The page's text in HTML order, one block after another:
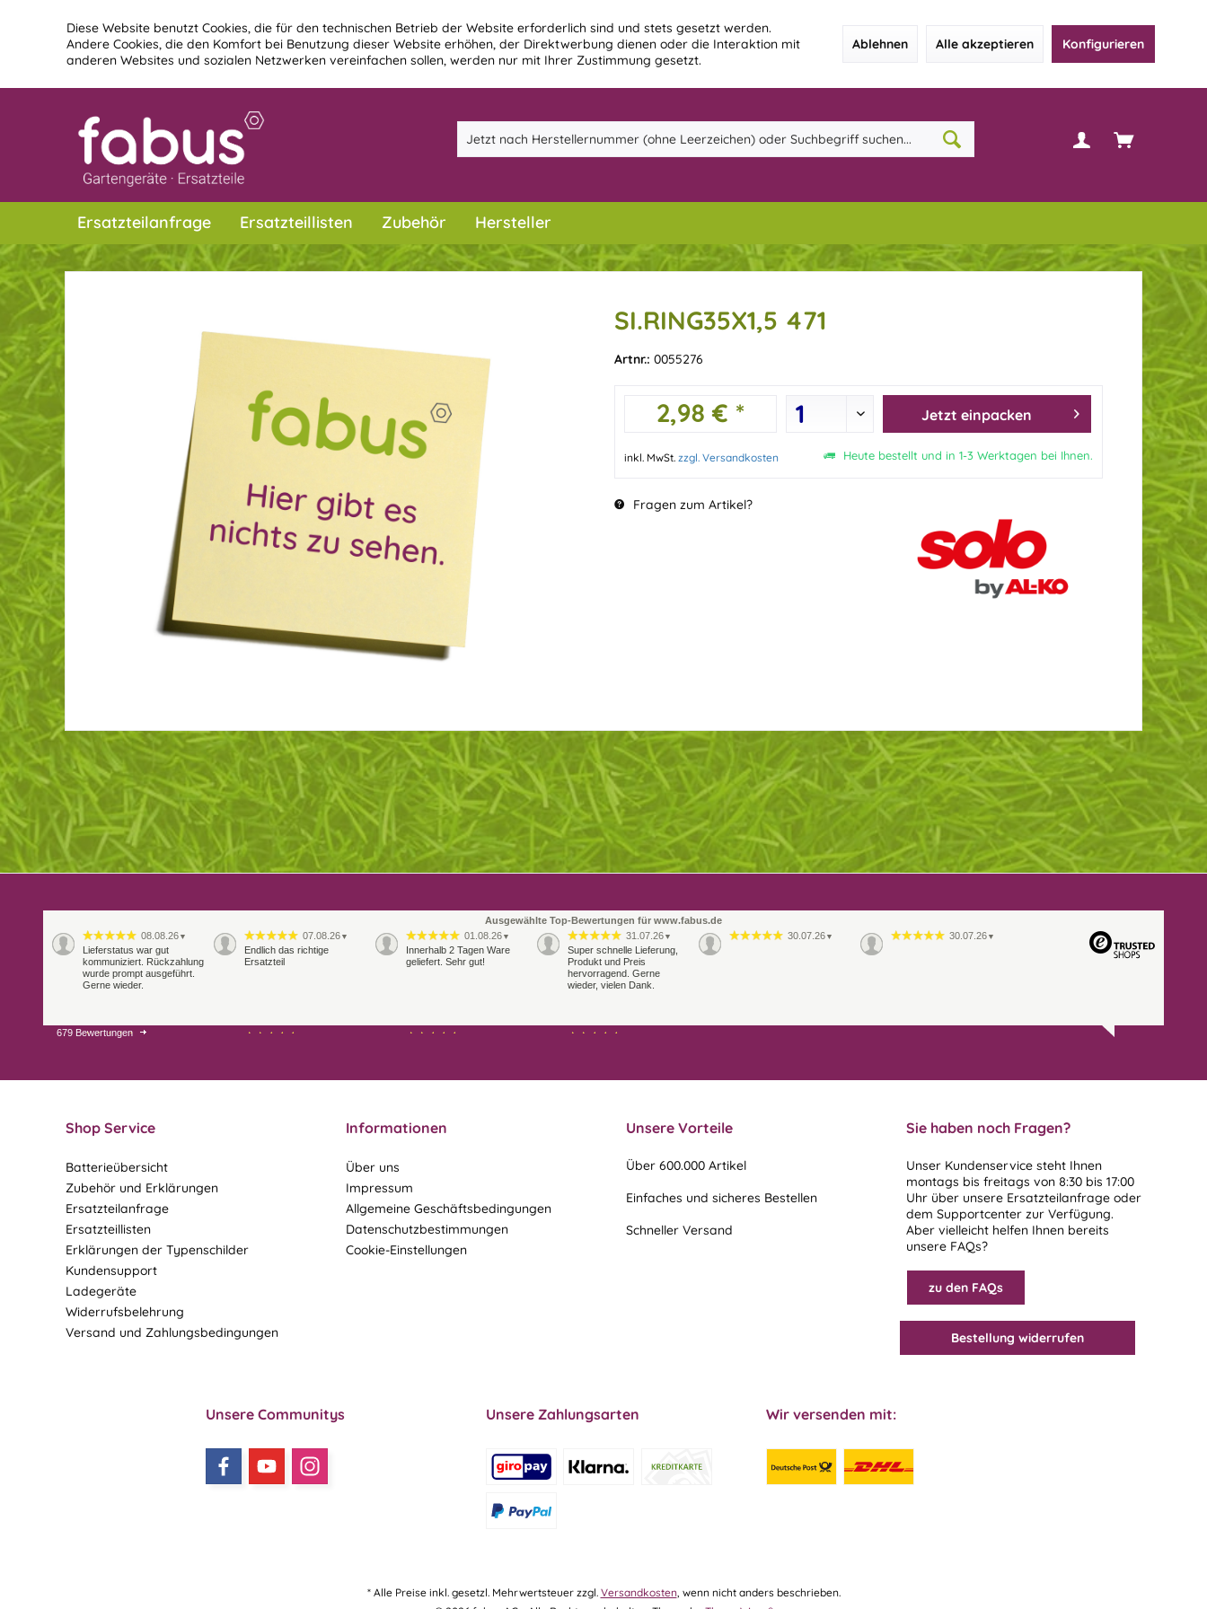
Diese Website benutzt Cookies, die für den technischen Betrieb der Website erforderlich sind und stets gesetzt werden.
Andere Cookies, die den Komfort bei Benutzung dieser Website erhöhen, der Direktwerbung dienen oder die Interaktion mit
anderen Websites und sozialen Netzwerken vereinfachen sollen, werden nur mit Ihrer Zustimmung gesetzt.
Ablehnen Alle akzeptieren Konfigurieren
Ersatzteilanfrage Ersatzteillisten Zubehör Hersteller
SI.RING35X1,5 471
Artnr.: 0055276
2,98 € * Jetzt einpacken
inkl. MwSt. zzgl. Versandkosten Heute bestellt und in 1-3 Werktagen bei Ihnen.
Fragen zum Artikel?
Ausgewählte Top-Bewertungen für www.fabus.de
08.08.26 ▼
Lieferstatus war gut
kommuniziert. Rückzahlung
wurde prompt ausgeführt.
Gerne wieder.
07.08.26 ▼
Endlich das richtige
Ersatzteil
01.08.26 ▼
Innerhalb 2 Tagen Ware
geliefert. Sehr gut!
31.07.26 ▼
Super schnelle Lieferung,
Produkt und Preis
hervorragend. Gerne
wieder, vielen Dank.
30.07.26 ▼ 30.07.26 ▼
29.07.26
679 Bewertungen
Shop Service
Batterieübersicht
Zubehör und Erklärungen
Ersatzteilanfrage
Ersatzteillisten
Erklärungen der Typenschilder
Kundensupport
Ladegeräte
Widerrufsbelehrung
Versand und Zahlungsbedingungen
Informationen
Über uns
Impressum
Allgemeine Geschäftsbedingungen
Datenschutzbestimmungen
Cookie-Einstellungen
Unsere Vorteile
Über 600.000 Artikel
Einfaches und sicheres Bestellen
Schneller Versand
Sie haben noch Fragen?
Unser Kundenservice steht Ihnen
montags bis freitags von 8:30 bis 17:00
Uhr über unsere Ersatzteilanfrage oder
dem Supportcenter zur Verfügung.
Aber vielleicht helfen Ihnen bereits
unsere FAQs?
zu den FAQs
Bestellung widerrufen
Unsere Communitys Unsere Zahlungsarten Wir versenden mit:
* Alle Preise inkl. gesetzl. Mehrwertsteuer zzgl. Versandkosten, wenn nicht anders beschrieben.